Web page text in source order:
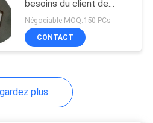
besoins du client de
calibre de flexibilité de
doublure de frein
Négociable MOQ:150 PCs
CONTACT
plus